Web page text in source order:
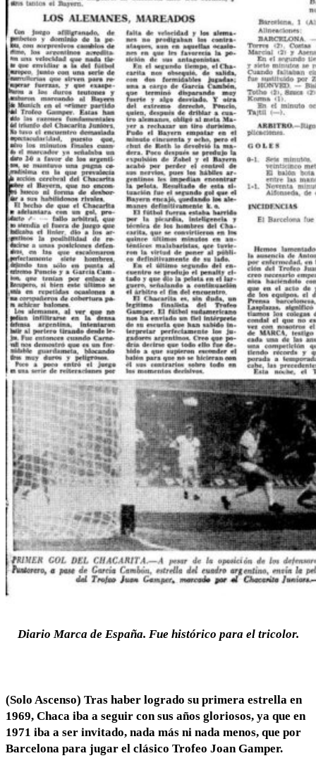
Diario Marca de España. Fue histórico para el tricolor.
(Solo Ascenso) Tras haber logrado su primera estrella en
1969, Chaca iba a seguir con sus años gloriosos, ya que en
1971 iba a ser invitado, nada más ni nada menos, que por
Barcelona para jugar el clásico Trofeo Joan Gamper.